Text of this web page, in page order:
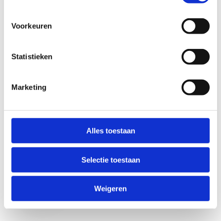
Voorkeuren
Statistieken
Marketing
Alles toestaan
Selectie toestaan
Weigeren
Anti-Robot Verification
Click to start verification
Verzend